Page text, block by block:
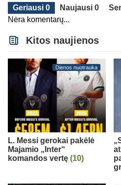
Geriausi 0 Naujausi 0
Nėra komentarų...
Kitos naujienos
Dienos nuotrauka
L. Messi gerokai pakėlė
Majamio „Inter“
komandos vertę (10)